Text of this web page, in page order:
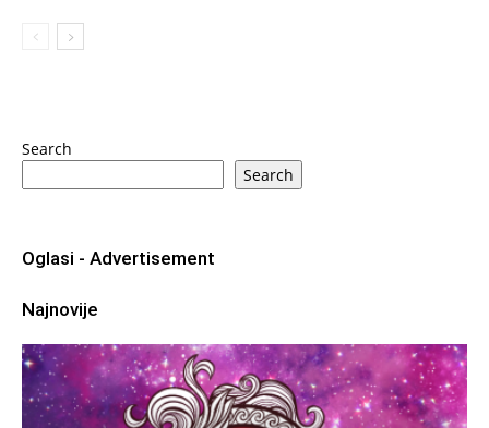
Search
Search
Oglasi - Advertisement
Najnovije